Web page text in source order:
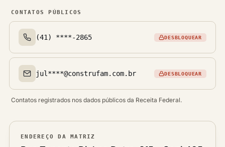
CONTATOS PÚBLICOS
Telefone(s)
(41) ****-2865 DESBLOQUEAR
Email(s)
jul****@construfam.com.br DESBLOQUEAR
Contatos registrados nos dados públicos da Receita Federal.
ENDEREÇO DA MATRIZ